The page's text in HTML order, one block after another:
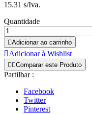
15.31 s/Iva.
Quantidade
Adicionar ao carrinho
Adicionar à Wishlist
 Comparar este Produto
Partilhar :
Facebook
Twitter
Pinterest